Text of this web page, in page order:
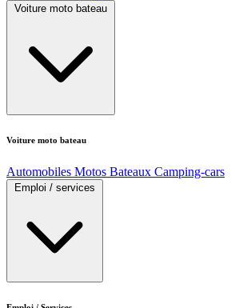
Voiture moto bateau
Voiture moto bateau
Automobiles Motos Bateaux Camping-cars
Emploi / services